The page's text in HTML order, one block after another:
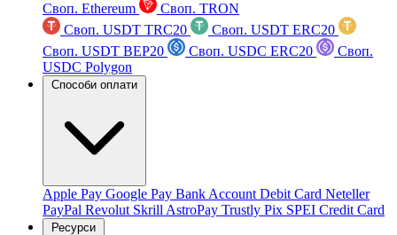
Своп. Ethereum
Своп. TRON
Своп. USDT TRC20
Своп. USDT ERC20
Своп. USDT BEP20
Своп. USDC ERC20
Своп.
USDC Polygon
Способи оплати
Apple Pay Google Pay Bank Account Debit Card Neteller
PayPal Revolut Skrill AstroPay Trustly Pix SPEI Credit Card
Ресурси